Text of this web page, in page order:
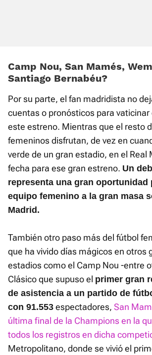
Camp Nou, San Mamés,
Santiago Bernabéu?
Por su parte, el fan madridista no
cuentas o pronósticos para vaticinar
este estreno. Mientras que el resto
femeninos disfrutan, de vez en
verde de un gran estadio, en el Real
fecha para ese gran estreno. Un
representa una gran oportunidad
equipo femenino a la gran masa
Madrid.
También otro paso más del fútbol
que ha vivido días mágicos en otros
estadios como el Camp Nou -entre
Clásico que supuso el primer gran
de asistencia a un partido de
con 91.553 espectadores, San
última final de la Champions en la
todos los registros en dicha
Metropolitano, donde se vivió el